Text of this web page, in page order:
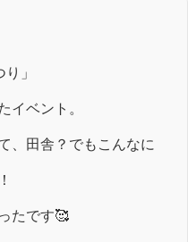
」
イベント。
、田舎？でもこんなに
たです🥰